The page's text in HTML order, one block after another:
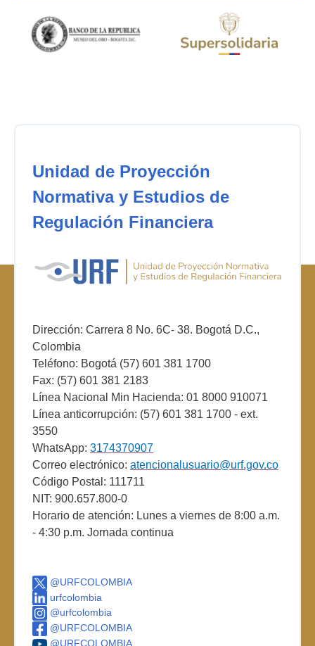
Unidad de Proyección
Normativa y Estudios de
Regulación Financiera
Dirección: Carrera 8 No. 6C- 38. Bogotá D.C.,
Colombia
Teléfono: Bogotá (57) 601 381 1700
Fax: (57) 601 381 2183
Línea Nacional Min Hacienda: 01 8000 910071
Línea anticorrupción: (57) 601 381 1700 - ext.
3550
WhatsApp: 3174370907
Correo electrónico: atencionalusuario@urf.gov.co
Código Postal: 111711
NIT: 900.657.800-0
Horario de atención: Lunes a viernes de 8:00 a.m.
- 4:30 p.m. Jornada continua
@URFCOLOMBIA
urfcolombia
@urfcolombia
@URFCOLOMBIA
@URFCOLOMBIA